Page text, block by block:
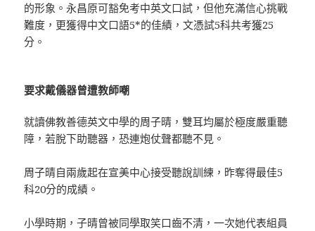
的形象。永昌原可豁免考中英文口試，但他充滿信心挑戰
難度，更獲得中文口語5*的佳績，文憑試5科共考獲25
分。
要求戴儀器曾遭教師嘲
就讀佛教善德英文中學的周子晴，雙耳均屬於極度嚴重聽
障，若脫下助聽器，恐連炮仗聲都聽不見。
周子晴自兩歲起在宣美中心接受聽說訓練，昨奪得最佳5
科20分的成績。
小學時期，子晴曾被同學取笑口齒不清，一次她代表組員